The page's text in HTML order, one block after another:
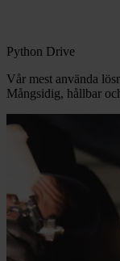
Python Drive
Vår mest använda
Mångsidig, hållbar